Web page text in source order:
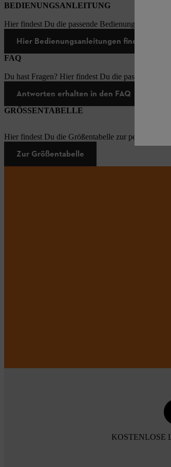
BEDIENUNGSANLEITUNG
Hier findest Du die passende
Hier Bedienungsanleitungen finden
FAQ
Du hast Fragen? Hier findest Du die passenden
Antworten erhalten in den FAQ
GRÖSSENTABELLE
Hier findest Du die Größentabelle zur persönlichen
Zur Größentabelle
KOSTENLOSE